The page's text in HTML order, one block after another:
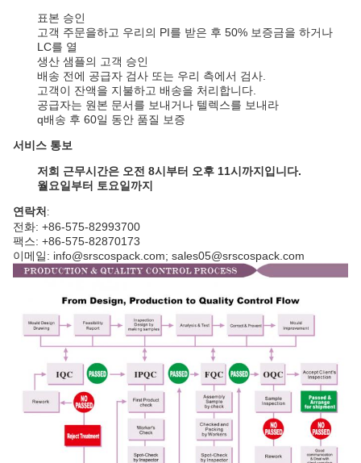
표본 승인
고객 주문을하고 우리의 PI를 받은 후 50% 보증금을 하거나
LC를 열
생산 샘플의 고객 승인
배송 전에 공급자 검사 또는 우리 측에서 검사.
고객이 잔액을 지불하고 배송을 처리합니다.
공급자는 원본 문서를 보내거나 텔렉스를 보내라
q배송 후 60일 동안 품질 보증
서비스 통보
저희 근무시간은 오전 8시부터 오후 11시까지입니다.
월요일부터 토요일까지
연락처 :
전화: +86-575-82993700
팩스: +86-575-82870173
이메일: info@srscospack.com; sales05@srscospack.com